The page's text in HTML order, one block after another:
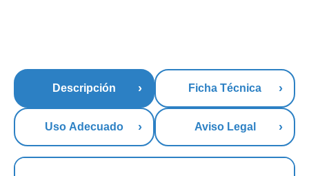
Descripción Ficha Técnica
Uso Adecuado Aviso Legal